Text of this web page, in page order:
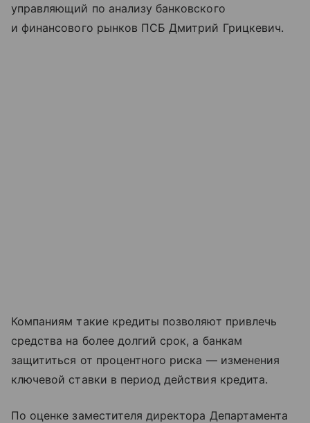
управляющий по анализу банковского
и финансового рынков ПСБ Дмитрий Грицкевич.
Компаниям такие кредиты позволяют привлечь
средства на более долгий срок, а банкам
защититься от процентного риска — изменения
ключевой ставки в период действия кредита.
По оценке заместителя директора Департамента